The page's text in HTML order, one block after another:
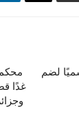
غدًا
لضم